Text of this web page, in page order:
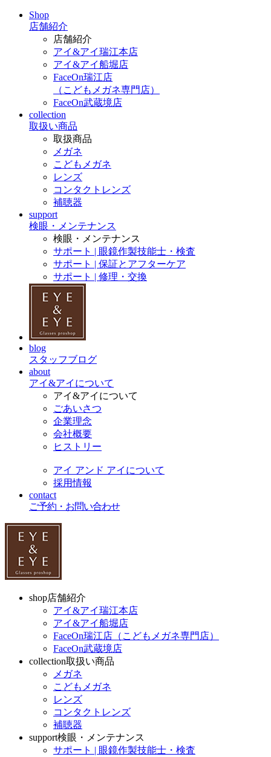
Shop
店舗紹介
店舗紹介
アイ&アイ瑞江本店
アイ&アイ船堀店
FaceOn瑞江店
（こどもメガネ専門店）
FaceOn武蔵境店
collection
取扱い商品
取扱商品
メガネ
こどもメガネ
レンズ
コンタクトレンズ
補聴器
support
検眼・メンテナンス
検眼・メンテナンス
サポート | 眼鏡作製技能士・検査
サポート | 保証とアフターケア
サポート | 修理・交換
blog
スタッフブログ
about
アイ&アイについて
アイ&アイについて
ごあいさつ
企業理念
会社概要
ヒストリー
アイ アンド アイについて
採用情報
contact
ご予約・お問い合わせ
shop店舗紹介
アイ&アイ瑞江本店
アイ&アイ船堀店
FaceOn瑞江店（こどもメガネ専門店）
FaceOn武蔵境店
collection取扱い商品
メガネ
こどもメガネ
レンズ
コンタクトレンズ
補聴器
support検眼・メンテナンス
サポート | 眼鏡作製技能士・検査